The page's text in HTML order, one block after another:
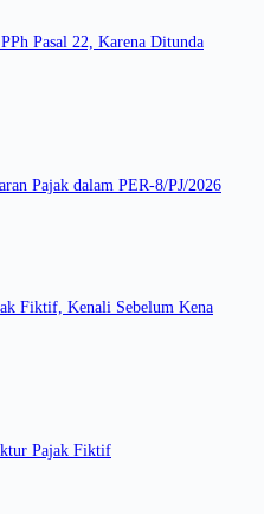
Pasal 22, Karena Ditunda
Pajak dalam PER-8/PJ/2026
Fiktif, Kenali Sebelum Kena
Pajak Fiktif